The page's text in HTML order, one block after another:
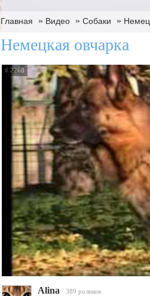
Главная » Видео » Собаки »
Немецкая овчарка
# 2268
Alina · 389 роликов